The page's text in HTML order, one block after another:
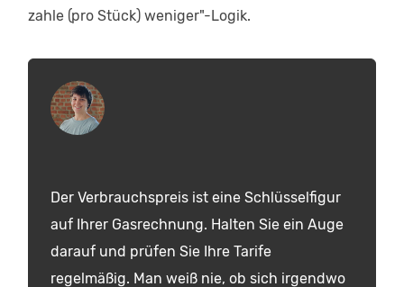
zahle (pro Stück) weniger"-Logik.
Der Verbrauchspreis ist eine Schlüsselfigur
auf Ihrer Gasrechnung. Halten Sie ein Auge
darauf und prüfen Sie Ihre Tarife
regelmäßig. Man weiß nie, ob sich irgendwo